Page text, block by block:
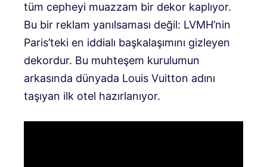
tüm cepheyi muazzam bir dekor kaplıyor.
Bu bir reklam yanılsaması değil: LVMH’nin
Paris’teki en iddialı başkalaşımını gizleyen
dekordur. Bu muhteşem kurulumun
arkasında dünyada Louis Vuitton adını
taşıyan ilk otel hazırlanıyor.